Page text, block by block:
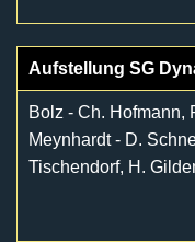
Aufstellung SG
Bolz - Ch. Hofmann,
Meynhardt - D.
Tischendorf, H.